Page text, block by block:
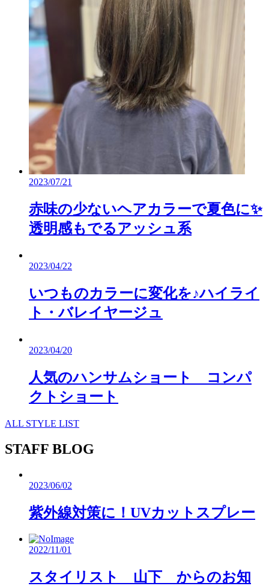
2023/07/21
赤味の少ないヘアカラーで夏色に✨
透明感もでるアッシュ系
2023/04/22
いつものカラーに変化を♪ハイライ
ト・バレイヤージュ
2023/04/20
人気のハンサムショート コンパ
クトショート
ALL STYLE LIST
STAFF BLOG
2023/06/02
紫外線対策に！UVカットスプレー
2022/11/01
スタイリスト 山下 からのお知